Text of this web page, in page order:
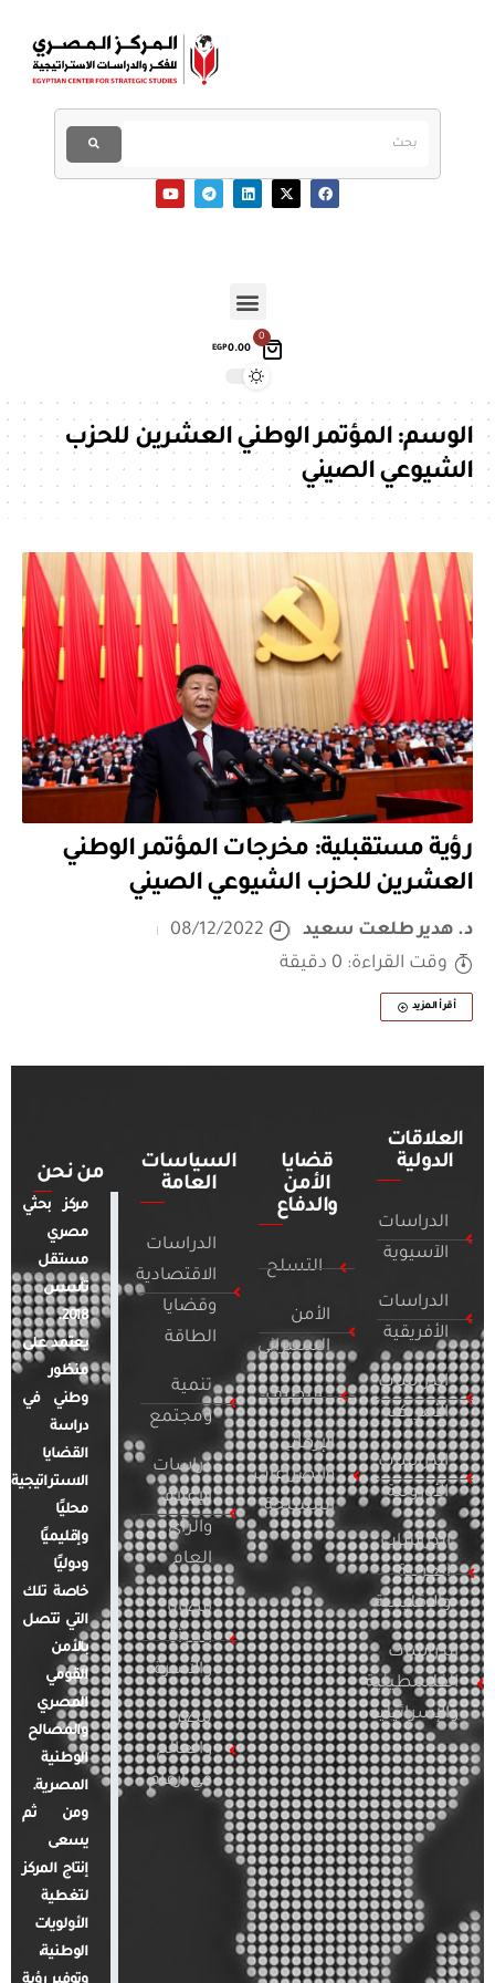
0
EGP0.00
الوسم:المؤتمر الوطني العشرين للحزب
الشيوعي الصيني
رؤية مستقبلية: مخرجات المؤتمر الوطني
العشرين للحزب الشيوعي الصيني
د. هدير طلعت سعيد
08/12/2022
وقت القراءة: 0 دقيقة
أقرأ المزيد
العلاقات
الدولية
الدراسات
الآسيوية
الدراسات
الأفريقية
الدراسات
الأمريكية
الدراسات
الأوروبية
الدراسات
العربية
والإقليمية
الدراسات
الفلسطينية
والإسرائيلية
قضايا
الأمن
والدفاع
التسلح
الأمن
السيبراني
التطرف
الإرهاب
والصراعات
المسلحة
السياسات
العامة
الدراسات
الاقتصادية
وقضايا
الطاقة
تنمية
ومجتمع
دراسات
الإعلام
والرأي
العام
قضايا
المرأة
والأسرة
مصر
والعالم
في أرقام
من نحن
مركز بحثي
مصري
مستقل
تأسس
2018.
يعتمد على
منظور
وطني في
دراسة
القضايا
الاستراتيجية
محليًا
وإقليميًا
ودوليًا
خاصة تلك
التي تتصل
بالأمن
القومي
المصري
والمصالح
الوطنية
المصرية.
ومن ثم
يسعى
إنتاج المركز
لتغطية
الأولويات
الوطنية،